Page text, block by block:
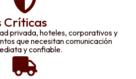
Críticas
privada, hoteles, corporativos y
que necesitan comunicación
y confiable.